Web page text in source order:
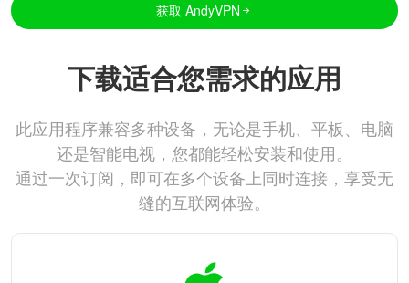
获取 AndyVPN
下载适合您需求的应用
此应用程序兼容多种设备，无论是手机、平板、电脑
还是智能电视，您都能轻松安装和使用。
通过一次订阅，即可在多个设备上同时连接，享受无
缝的互联网体验。